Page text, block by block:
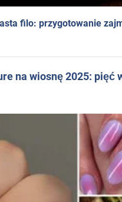
filo: przygotowanie
na wiosnę 2025: pięć